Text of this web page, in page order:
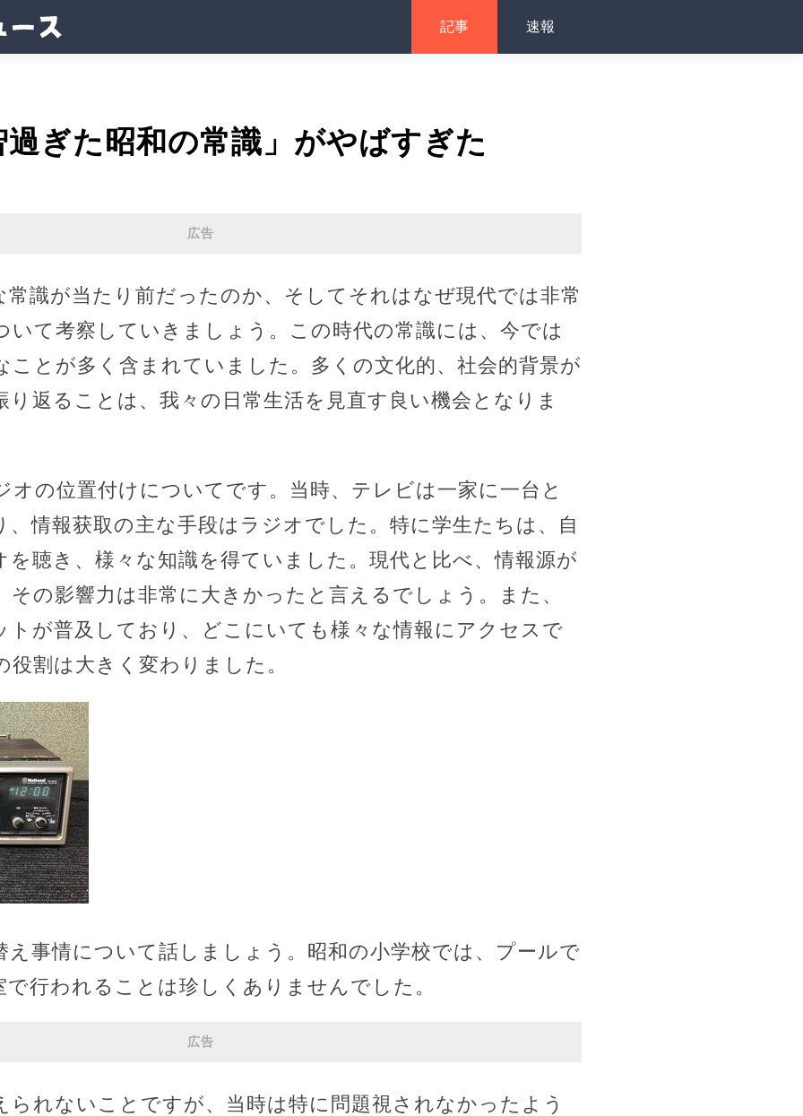
記事 速報
ぎた昭和の常識」がやばすぎた
広告
常識が当たり前だったのか、そしてそれはなぜ現代では非常
いて考察していきましょう。この時代の常識には、今では
ことが多く含まれていました。多くの文化的、社会的背景が
返ることは、我々の日常生活を見直す良い機会となりま
オの位置付けについてです。当時、テレビは一家に一台と
、情報获取の主な手段はラジオでした。特に学生たちは、自
を聴き、様々な知識を得ていました。現代と比べ、情報源が
の影響力は非常に大きかったと言えるでしょう。また、
トが普及しており、どこにいても様々な情報にアクセスで
割は大きく変わりました。
え事情について話しましょう。昭和の小学校では、プールで
行われることは珍しくありませんでした。
広告
られないことですが、当時は特に問題視されなかったよう